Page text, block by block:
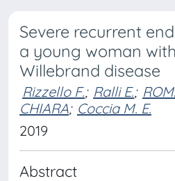
Severe recurrent
a young woman
Willebrand disease
Rizzello F.; Ralli E.;
CHIARA; Coccia M. E.
2019
Abstract